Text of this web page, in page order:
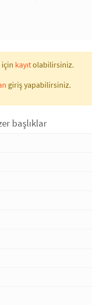
için kayıtolabilirsiniz.
giriş yapabilirsiniz.
başlıklar